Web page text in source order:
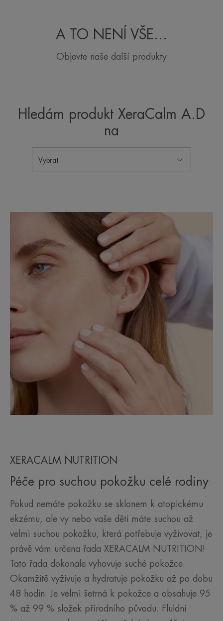
A TO NENÍ VŠE…
Objevte naše další produkty
Hledám produkt XeraCalm A.D
na
Vybrat
XERACALM NUTRITION
Péče pro suchou pokožku celé rodiny
Pokud nemáte pokožku se sklonem k atopickému
ekzému, ale vy nebo vaše děti máte suchou až
velmi suchou pokožku, která potřebuje vyživovat, je
právě vám určena řada XERACALM NUTRITION!
Tato řada dokonale vyhovuje suché pokožce.
Okamžitě vyživuje a hydratuje pokožku až po dobu
48 hodin. Je velmi šetrná k pokožce a obsahuje 95
% až 99 % složek přírodního původu. Fluidní